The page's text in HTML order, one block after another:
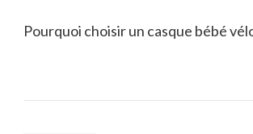
Pourquoi choisir un casque bébé